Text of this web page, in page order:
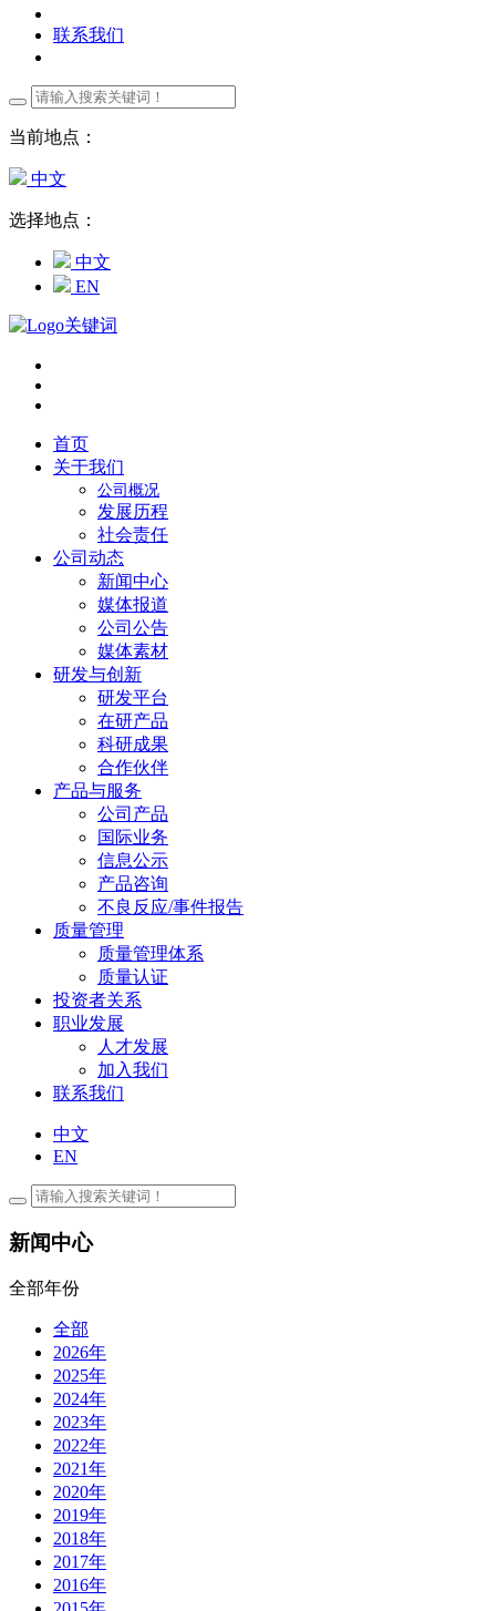
联系我们
当前地点：
中文
选择地点：
中文
EN
首页
关于我们
公司概况
发展历程
社会责任
公司动态
新闻中心
媒体报道
公司公告
媒体素材
研发与创新
研发平台
在研产品
科研成果
合作伙伴
产品与服务
公司产品
国际业务
信息公示
产品咨询
不良反应/事件报告
质量管理
质量管理体系
质量认证
投资者关系
职业发展
人才发展
加入我们
联系我们
中文
EN
新闻中心
全部年份
全部
2026年
2025年
2024年
2023年
2022年
2021年
2020年
2019年
2018年
2017年
2016年